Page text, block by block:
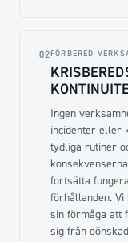
02FÖRBERED
Ingen
incidenter eller
tydliga rutiner
fortsätta
förhållanden.
sin förmåga att
sig från